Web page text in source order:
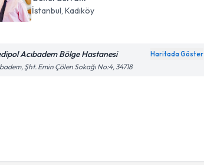
İstanbul, Kadıköy
Acıbadem Bölge Hastanesi Haritada Göster
Şht. Emin Çölen Sokağı No:4, 34718